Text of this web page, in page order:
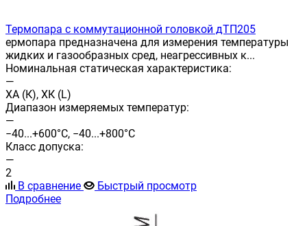
Термопара с коммутационной головкой дТП205
ермопара предназначена для измерения температуры
жидких и газообразных сред, неагрессивных к...
Номинальная статическая характеристика:
—
ХА (К), ХК (L)
Диапазон измеряемых температур:
—
−40...+600°С, −40...+800°С
Класс допуска:
—
2
В сравнение
Быстрый просмотр
Подробнее